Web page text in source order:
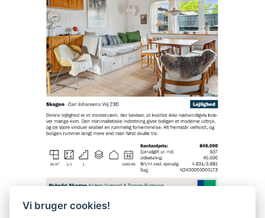
Vi bruger cookies!